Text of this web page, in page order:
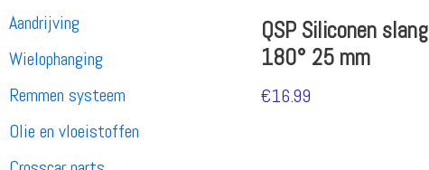
Aandrijving
Wielophanging
Remmen systeem
Olie en vloeistoffen
QSP Siliconen slang
180° 25 mm
€16.99